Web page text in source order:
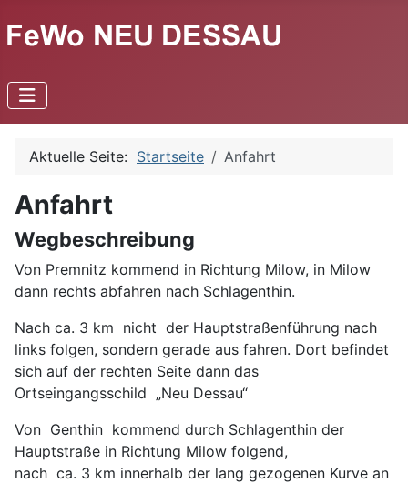
Aktuelle Seite: Startseite Anfahrt
Anfahrt
Wegbeschreibung
Von Premnitz kommend in Richtung Milow, in Milow
dann rechts abfahren nach Schlagenthin.
Nach ca. 3 km nicht der Hauptstraßenführung nach
links folgen, sondern gerade aus fahren. Dort befindet
sich auf der rechten Seite dann das
Ortseingangsschild „Neu Dessau“
Von Genthin kommend durch Schlagenthin der
Hauptstraße in Richtung Milow folgend,
nach ca. 3 km innerhalb der lang gezogenen Kurve an